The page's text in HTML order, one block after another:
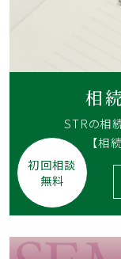
相
STRの相
【相
初回相談
無料